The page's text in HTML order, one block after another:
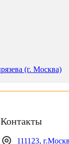
(г. Москва)
Контакты
111123,